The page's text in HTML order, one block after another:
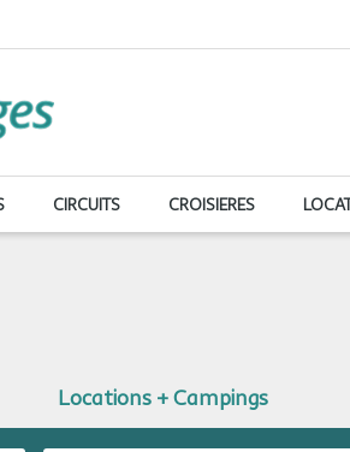
CIRCUITS CROISIERES
Locations + Campings